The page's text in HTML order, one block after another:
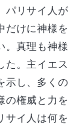
パリサイ人が
だけに神様を
。真理も神様
た。主イエス
示し、多くの
の権威と力を
サイ人は何を